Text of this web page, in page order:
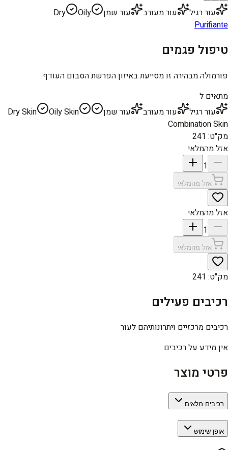
עור רגיל עור מעורב עור שמן Dry
Oily
Purifiante
טיפול פגמים
פורמולה מבהירה זו מסייעת באיזון הפרשת הסבום העודף.
מתאים ל
עור רגיל
עור מעורב עור שמן Dry Skin
Oily Skin
Combination Skin
מק"ט:
241
אזל מהמלאי
1
אזל מהמלאי
אזל מהמלאי
1
אזל מהמלאי
מק"ט:
241
רכיבים פעילים
רכיבים מרכזיים ויתרונותיהם לעור
אין מידע על רכיבים
פרטי מוצר
רכיבים מלאים
אופן שימוש